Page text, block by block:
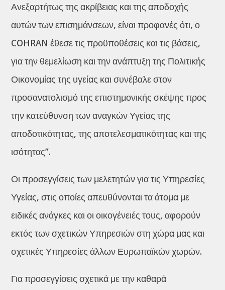
Ανεξαρτήτως της ακρίβειας και της αποδοχής
αυτών των επισημάνσεων, είναι προφανές ότι, ο
COHRAN έθεσε τις προϋποθέσεις και τις βάσεις,
για την θεμελίωση και την ανάπτυξη της Πολιτικής
Οικονομίας της υγείας και συνέβαλε στον
προσανατολισμό της επιστημονικής σκέψης προς
την κατεύθυνση των αναγκών Υγείας της
αποδοτικότητας, της αποτελεσματικότητας και της
ισότητας”.
Οι προσεγγίσεις των μελετητών για τις Υπηρεσίες
Υγείας, στις οποίες απευθύνονται τα άτομα με
ειδικές ανάγκες και οι οικογένειές τους, αφορούν
εκτός των σχετικών Υπηρεσιών στη χώρα μας και
σχετικές Υπηρεσίες άλλων Ευρωπαϊκών χωρών.
Για προσεγγίσεις σχετικά με την καθαρά